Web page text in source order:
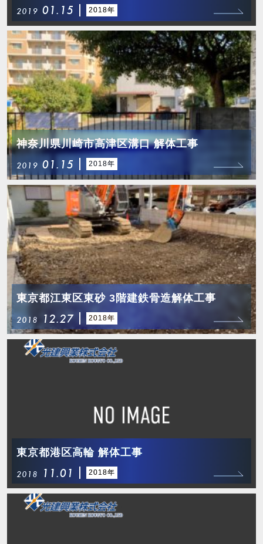
2019 01.15 2018年
神奈川県川崎市高津区溝口 解体工事
2019 01.15 2018年
東京都江東区東砂 3階建鉄骨造解体工事
2018 12.27 2018年
東京都港区高輪 解体工事
2018 11.01 2018年